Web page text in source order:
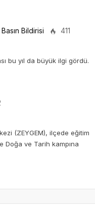
Basın Bildirisi 411
bu yıl da büyük ilgi gördü.
(ZEYGEM), ilçede eğitim
Doğa ve Tarih kampına